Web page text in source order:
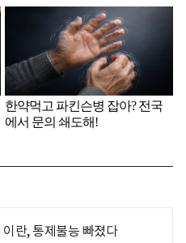
란, 통제불능 빠졌다